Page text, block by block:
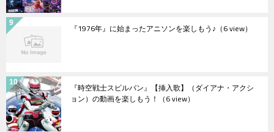
『1976年』に始まったアニソンを楽しもう♪ （6 view）
『時空戦士スピルバン』【挿入歌】（ダイアナ・アクシ
ョン）の動画を楽しもう！ （6 view）